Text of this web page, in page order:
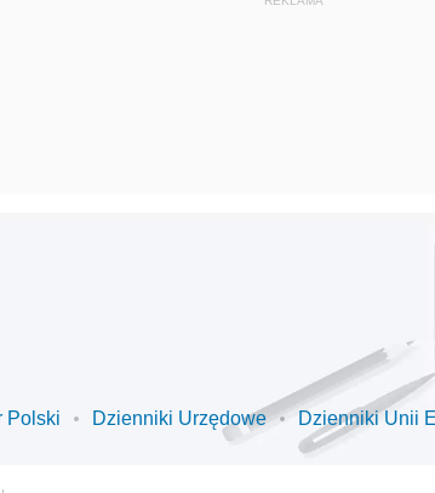
Polski Dzienniki Urzędowe Dzienniki Unii